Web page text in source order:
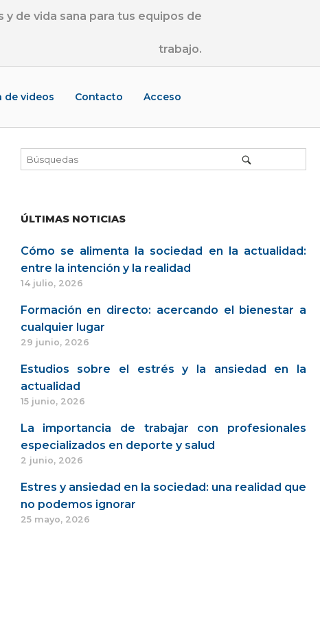
de vida sana para tus equipos de
trabajo.
de videos Contacto Acceso
ÚLTIMAS NOTICIAS
Cómo se alimenta la sociedad en la actualidad:
entre la intención y la realidad
14 julio, 2026
Formación en directo: acercando el bienestar a
cualquier lugar
29 junio, 2026
Estudios sobre el estrés y la ansiedad en la
actualidad
15 junio, 2026
La importancia de trabajar con profesionales
especializados en deporte y salud
2 junio, 2026
Estres y ansiedad en la sociedad: una realidad que
no podemos ignorar
25 mayo, 2026